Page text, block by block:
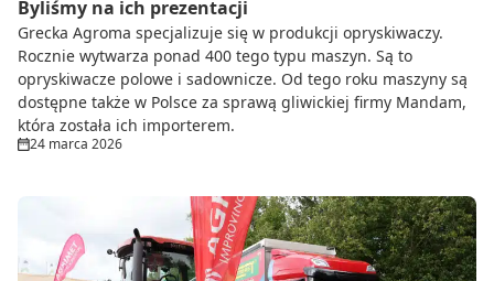
Byliśmy na ich prezentacji
Grecka Agroma specjalizuje się w produkcji opryskiwaczy.
Rocznie wytwarza ponad 400 tego typu maszyn. Są to
opryskiwacze polowe i sadownicze. Od tego roku maszyny są
dostępne także w Polsce za sprawą gliwickiej firmy Mandam,
która została ich importerem.
24 marca 2026